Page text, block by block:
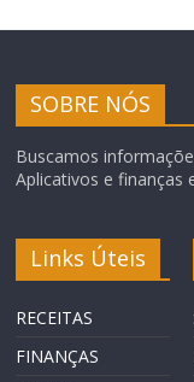
SOBRE NÓS
Buscamos
Aplicativos e finanças
Links Úteis
RECEITAS
FINANÇAS